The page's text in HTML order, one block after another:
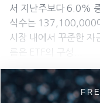
서 지난주보다 6.0%
식수는 137,100,000
시장 내에서 꾸준한 자
름은 ETF의 구성...